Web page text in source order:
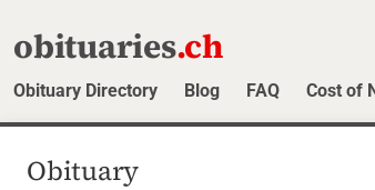
obituaries.ch
Obituary Directory Blog FAQ Cost of
Obituary